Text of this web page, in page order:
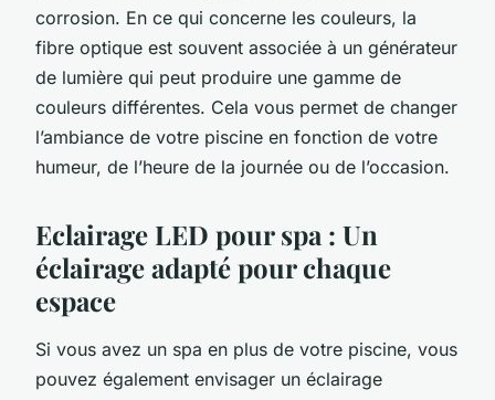
corrosion. En ce qui concerne les couleurs, la
fibre optique est souvent associée à un générateur
de lumière qui peut produire une gamme de
couleurs différentes. Cela vous permet de changer
l’ambiance de votre piscine en fonction de votre
humeur, de l’heure de la journée ou de l’occasion.
Eclairage LED pour spa : Un
éclairage adapté pour chaque
espace
Si vous avez un spa en plus de votre piscine, vous
pouvez également envisager un éclairage